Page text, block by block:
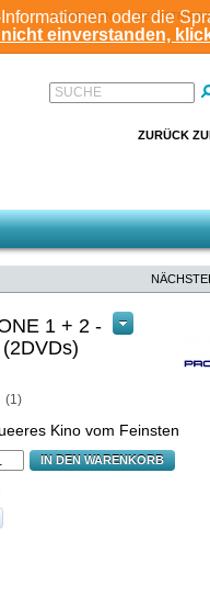
oder die
einverstanden,
ANMELDEN
SUCHE
ZURÜCK
1 + 2 -
(1)
Kino vom Feinsten
IN DEN WARENKORB